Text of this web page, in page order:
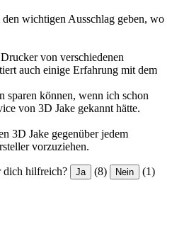
wichtigen Ausschlag geben, wo
von verschiedenen
auch einige Erfahrung mit dem
sparen können, wenn ich schon
von 3D Jake gekannt hätte.
3D Jake gegenüber jedem
vorzuziehen.
dich hilfreich? Ja (8) Nein (1)